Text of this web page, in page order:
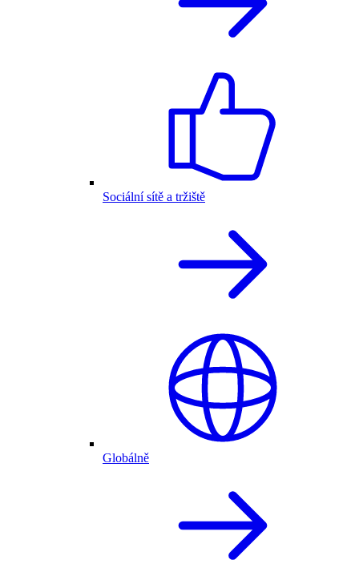
Sociální sítě a tržiště
Globálně